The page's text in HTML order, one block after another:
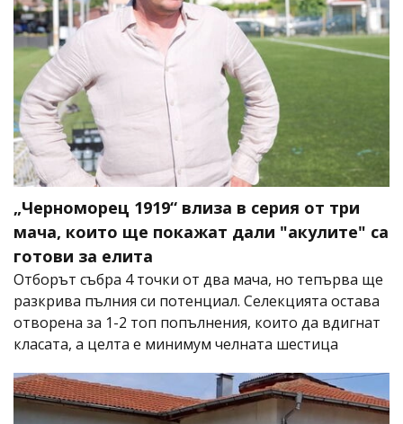
„Черноморец 1919“ влиза в серия от три
мача, които ще покажат дали "акулите" са
готови за елита
Отборът събра 4 точки от два мача, но тепърва ще
разкрива пълния си потенциал. Селекцията остава
отворена за 1-2 топ попълнения, които да вдигнат
класата, а целта е минимум челната шестица